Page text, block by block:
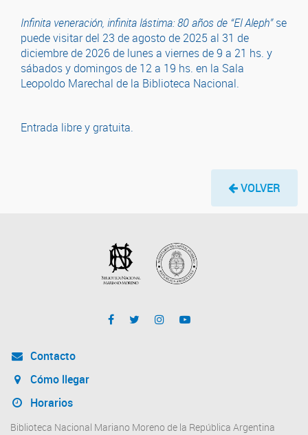
Infinita veneración, infinita lástima: 80 años de “El Aleph”se
puede visitar del 23 de agosto de 2025 al 31 de
diciembre de 2026 de lunes a viernes de 9 a 21 hs. y
sábados y domingos de 12 a 19 hs. en la Sala
Leopoldo Marechal de la Biblioteca Nacional.
Entrada libre y gratuita.
VOLVER
Contacto
Cómo llegar
Horarios
Biblioteca Nacional Mariano Moreno de la República Argentina